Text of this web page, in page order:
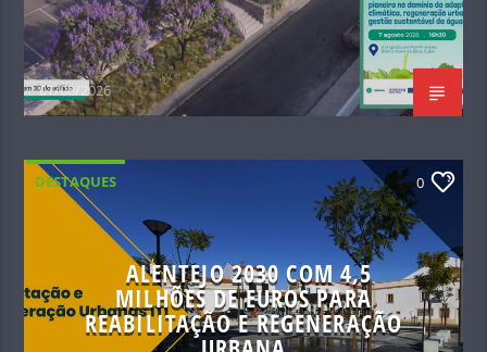
07/08/2026
DESTAQUES 0
ALENTEJO 2030 COM 4,5
MILHÕES DE EUROS PARA
REABILITAÇÃO E REGENERAÇÃO